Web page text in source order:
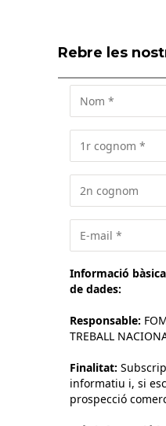
Rebre les
Informació
de dades:
Responsable:
TREBALL
Finalitat:
informatiu i, si
prospecció